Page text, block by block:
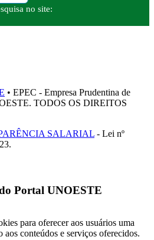
no site:
• EPEC - Empresa Prudentina de
TODOS OS DIREITOS
SALARIAL - Lei nº
Portal UNOESTE
para oferecer aos usuários uma
aos conteúdos e serviços oferecidos.